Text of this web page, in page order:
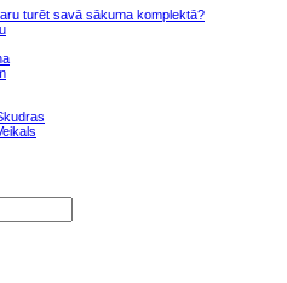
turēt savā sākuma komplektā?